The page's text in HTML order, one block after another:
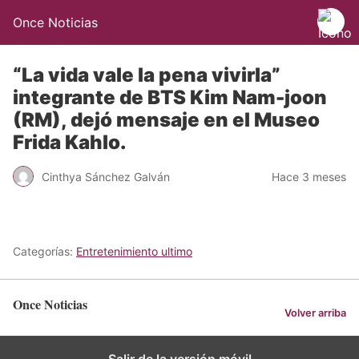
Once Noticias
“La vida vale la pena vivirla”
integrante de BTS Kim Nam-joon
(RM), dejó mensaje en el Museo
Frida Kahlo.
Cinthya Sánchez Galván Hace 3 meses
Categorías: Entretenimiento ultimo
Once Noticias Volver arriba